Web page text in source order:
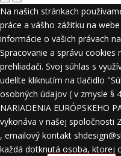
Na našich stránkach
práce a vášho zážitku na
informácie o vašich právach
Spracovanie a správu
prehliadači. Svoj súhlas s
udelíte kliknutím na tlačidlo
osobných údajov ( v zmysle §
NARIADENIA EURÓPSKEHO
vykonáva v našej spoločnosti
, emailový kontakt
každá dotknutá osoba, ktorej